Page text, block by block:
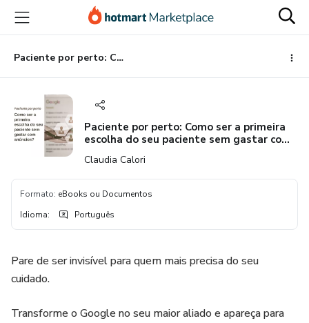
para
conteúdo
principal
para
pagamento
para
rodapé
Paciente por perto: Como ser a primeira escolha do seu paciente sem gastar com anúncios
Paciente por perto: Como ser a primeira
escolha do seu paciente sem gastar com
Claudia Calori
Formato: eBooks ou Documentos
Idioma: Português
Pare de ser invisível para quem mais precisa do seu
cuidado.
Transforme o Google no seu maior aliado e apareça para